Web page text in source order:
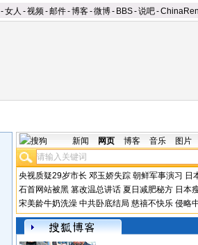
-女人 -视频-邮件-博客-微博- BBS-说吧-ChinaRen
新闻 网页 博客 音乐 图片
央视质疑29岁市长 邓玉娇失踪 朝鲜军事演习 日
石首网站被黑 篡改温总讲话 夏日减肥秘方 日本
宋美龄牛奶洗澡 中共卧底结局 慈禧不快乐 侵略